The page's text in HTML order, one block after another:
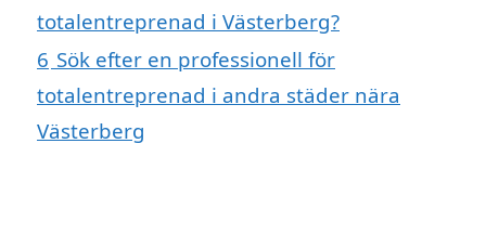
totalentreprenad i Västerberg?
6 Sök efter en professionell för
totalentreprenad i andra städer nära
Västerberg